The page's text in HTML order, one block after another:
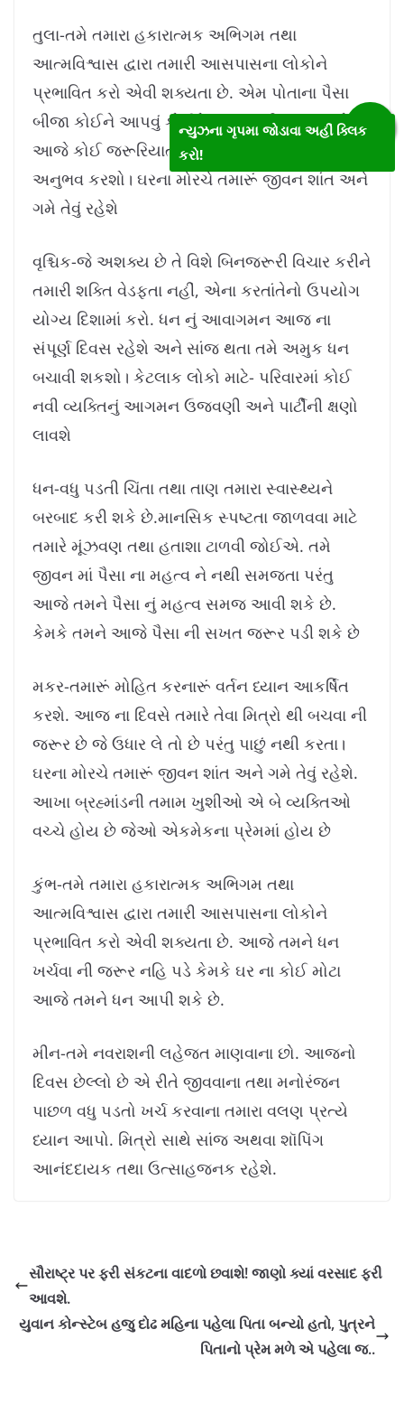
તુલા-તમે તમારા હકારાત્મક અભિગમ તથા
આત્મવિશ્વાસ દ્વારા તમારી આસપાસના લોકોને
પ્રભાવિત કરો એવી શક્યતા છે. એમ પોતાના પૈસા
બીજા કોઈને આપવું કોઈને ગમતું નથી છતાંય તમે
આજે કોઈ જરૂરિયાતમંદ ને પૈસા આપી શાંતિ નો
અનુભવ કરશો। ઘરના મોરચે તમારૂં જીવન શાંત અને
ગમે તેવું રહેશે
વૃશ્ચિક-જે અશક્ય છે તે વિશે બિનજરૂરી વિચાર કરીને
તમારી શક્તિ વેડફતા નહીં, એના કરતાંતેનો ઉપયોગ
યોગ્ય દિશામાં કરો. ધન નું આવાગમન આજ ના
સંપૂર્ણ દિવસ રહેશે અને સાંજ થતા તમે અમુક ધન
બચાવી શકશો। કેટલાક લોકો માટે- પરિવારમાં કોઈ
નવી વ્યક્તિનું આગમન ઉજવણી અને પાર્ટીની ક્ષણો
લાવશે
ધન-વધુ પડતી ચિંતા તથા તાણ તમારા સ્વાસ્થ્યને
બરબાદ કરી શકે છે.માનસિક સ્પષ્ટતા જાળવવા માટે
તમારે મૂંઝવણ તથા હતાશા ટાળવી જોઈએ. તમે
જીવન માં પૈસા ના મહત્વ ને નથી સમજતા પરંતુ
આજે તમને પૈસા નું મહત્વ સમજ આવી શકે છે.
કેમકે તમને આજે પૈસા ની સખત જરૂર પડી શકે છે
મકર-તમારૂં મોહિત કરનારૂં વર્તન ધ્યાન આકર્ષિત
કરશે. આજ ના દિવસે તમારે તેવા મિત્રો થી બચવા ની
જરૂર છે જે ઉધાર લે તો છે પરંતુ પાછું નથી કરતા।
ઘરના મોરચે તમારૂં જીવન શાંત અને ગમે તેવું રહેશે.
આખા બ્રહ્માંડની તમામ ખુશીઓ એ બે વ્યક્તિઓ
વચ્ચે હોય છે જેઓ એકમેકના પ્રેમમાં હોય છે
કુંભ-તમે તમારા હકારાત્મક અભિગમ તથા
આત્મવિશ્વાસ દ્વારા તમારી આસપાસના લોકોને
પ્રભાવિત કરો એવી શક્યતા છે. આજે તમને ધન
ખર્ચવા ની જરૂર નહિ પડે કેમકે ઘર ના કોઈ મોટા
આજે તમને ધન આપી શકે છે.
મીન-તમે નવરાશની લહેજત માણવાના છો. આજનો
દિવસ છેલ્લો છે એ રીતે જીવવાના તથા મનોરંજન
પાછળ વધુ પડતો ખર્ચ કરવાના તમારા વલણ પ્રત્યે
ધ્યાન આપો. મિત્રો સાથે સાંજ અથવા શૉપિંગ
આનંદદાયક તથા ઉત્સાહજનક રહેશે.
સૌરાષ્ટ્ર પર ફરી સંકટના વાદળો છવાશે! જાણો ક્યાં વરસાદ ફરી
આવશે.
યુવાન કોન્સ્ટેબ હજુ દોઢ મહિના પહેલા પિતા બન્યો હતો, પુત્રને
પિતાનો પ્રેમ મળે એ પહેલા જ..
ન્યુઝના ગૃપમા જોડાવા અહીં ક્લિક
કરો!